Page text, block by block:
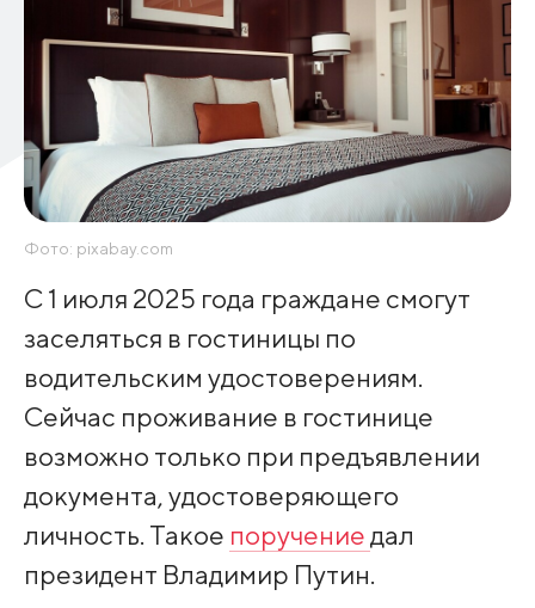
Фото: pixabay.com
С 1 июля 2025 года граждане смогут
заселяться в гостиницы по
водительским удостоверениям.
Сейчас проживание в гостинице
возможно только при предъявлении
документа, удостоверяющего
личность. Такое поручениедал
президент Владимир Путин.